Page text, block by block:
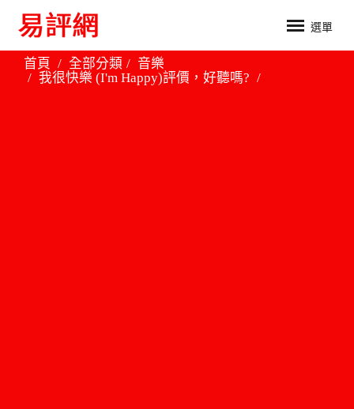
選單
首頁 全部分類
音樂
我很快樂 (I'm Happy)評價，好聽嗎?